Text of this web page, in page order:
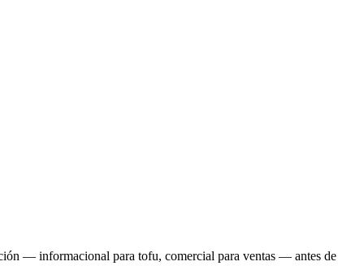
— informacional para tofu, comercial para ventas — antes de